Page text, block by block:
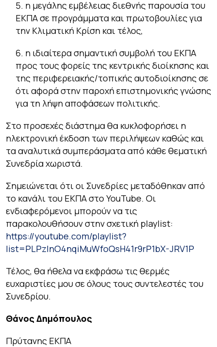
η μεγάλης εμβέλειας διεθνής παρουσία του
ΕΚΠΑ σε προγράμματα και πρωτοβουλίες για
την Κλιματική Κρίση και τέλος,
η ιδιαίτερα σημαντική συμβολή του ΕΚΠΑ
προς τους φορείς της κεντρικής διοίκησης και
της περιφερειακής/τοπικής αυτοδιοίκησης σε
ότι αφορά στην παροχή επιστημονικής γνώσης
για τη λήψη αποφάσεων πολιτικής.
Στο προσεχές διάστημα θα κυκλοφορήσει η
ηλεκτρονική έκδοση των περιλήψεων καθώς και
τα αναλυτικά συμπεράσματα από κάθε θεματική
Συνεδρία χωριστά.
Σημειώνεται ότι οι Συνεδρίες μεταδόθηκαν από
το κανάλι του ΕΚΠΑ στο YouTube. Οι
ενδιαφερόμενοι μπορούν να τις
παρακολουθήσουν στην σχετική playlist:
https://youtube.com/playlist?
list=PLPzInO4nqiMuWfoQsH41r9rP1bX-JRV1P
Τέλος, θα ήθελα να εκφράσω τις θερμές
ευχαριστίες μου σε όλους τους συντελεστές του
Συνεδρίου.
Θάνος Δημόπουλος
Πρύτανης ΕΚΠΑ